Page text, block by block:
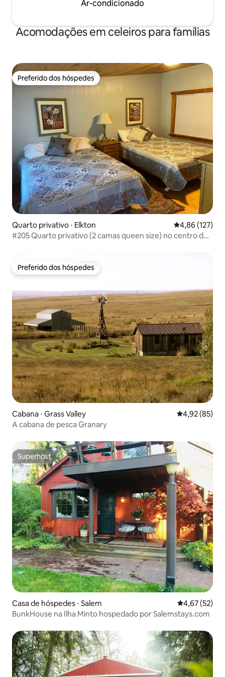
Ar-condicionado
Acomodações em celeiros para famílias
Preferido dos hóspedes
Preferido dos hóspedes
Quarto privativo ⋅ Elkton 4,86 de uma
4,86 (127)
#205 Quarto privativo (2 camas queen size) no centro de
Preferido dos hóspedes
Preferido dos hóspedes
Cabana ⋅ Grass Valley 4,92 de uma
4,92 (85)
A cabana de pesca Granary
Superhost
Superhost
Casa de hóspedes ⋅ Salem 4,67 de uma
4,67 (52)
BunkHouse na Ilha Minto hospedado por Salemstays.com